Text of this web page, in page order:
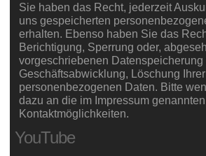
Sie haben das Recht, jederzeit
uns gespeicherten
erhalten. Ebenso haben Sie das
Berichtigung, Sperrung oder,
vorgeschriebenen Datenspeicherung
Geschäftsabwicklung, Löschung Ihrer
personenbezogenen Daten. Bitte
dazu an die im Impressum genannten
Kontaktmöglichkeiten.
YouTube